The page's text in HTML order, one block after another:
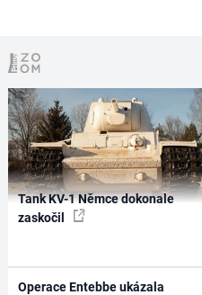
Tank KV-1 Němce dokonale
zaskočil
Operace Entebbe ukázala